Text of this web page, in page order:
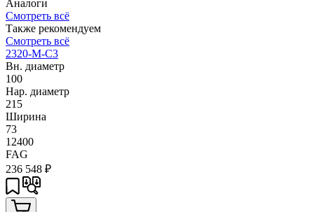
Аналоги
Смотреть всё
Также рекомендуем
Смотреть всё
2320-M-C3
Вн. диаметр
100
Нар. диаметр
215
Ширина
73
12400
FAG
236 548 ₽